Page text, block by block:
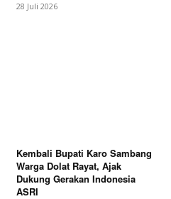
28 Juli 2026
Kembali Bupati Karo Sambang
Warga Dolat Rayat, Ajak
Dukung Gerakan Indonesia
ASRI